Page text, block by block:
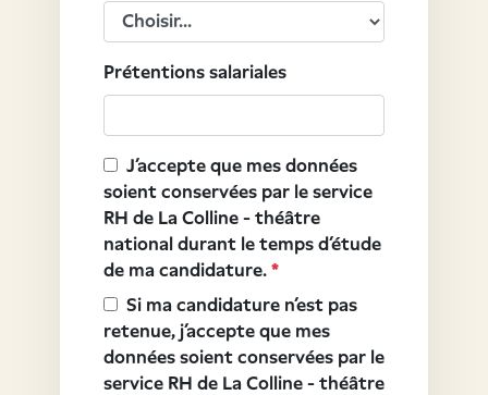
Prétentions salariales
J’accepte que mes données
soient conservées par le service
RH de La Colline - théâtre
national durant le temps d’étude
de ma candidature. *
Si ma candidature n’est pas
retenue, j’accepte que mes
données soient conservées par le
service RH de La Colline - théâtre